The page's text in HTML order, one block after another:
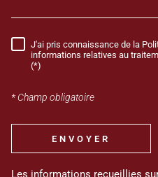
J'ai pris connaissance de la
informations relatives au
(*)
* Champ obligatoire
ENVOYER
Les informations recueillies